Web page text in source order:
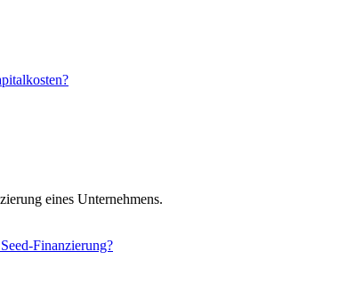
eines Unternehmens.
Finanzierung?